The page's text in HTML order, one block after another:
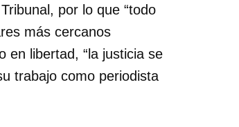
por lo que “todo
más cercanos
en libertad, “la justicia se
trabajo como periodista